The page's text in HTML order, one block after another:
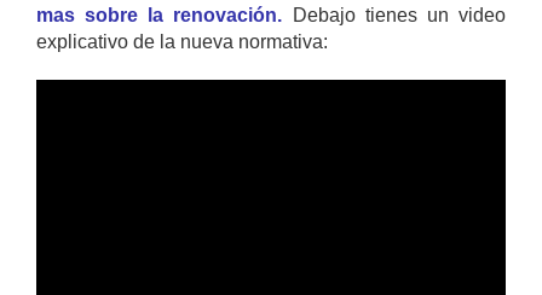
mas sobre la renovación. Debajo tienes un video
explicativo de la nueva normativa: